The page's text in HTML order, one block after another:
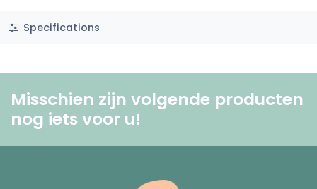
Specifications
Misschien zijn volgende producten
nog iets voor u! ​